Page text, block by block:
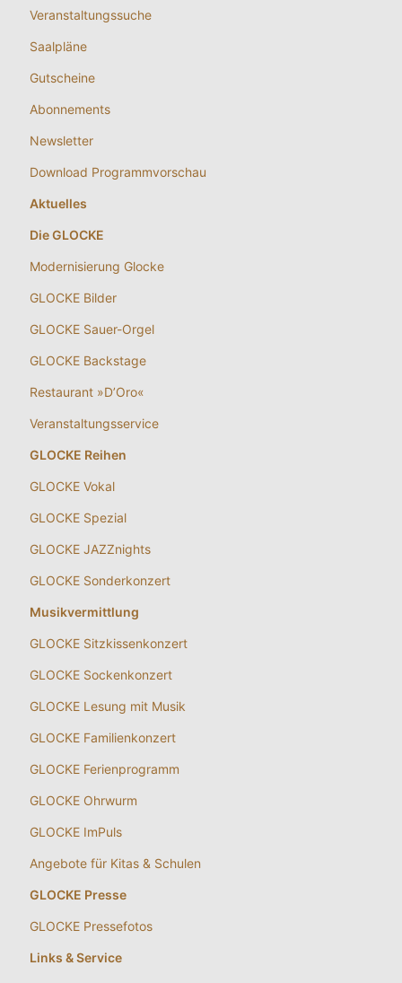
Veranstaltungssuche
Saalpläne
Gutscheine
Abonnements
Newsletter
Download Programmvorschau
Aktuelles
Die GLOCKE
Modernisierung Glocke
GLOCKE Bilder
GLOCKE Sauer-Orgel
GLOCKE Backstage
Restaurant »D’Oro«
Veranstaltungsservice
GLOCKE Reihen
GLOCKE Vokal
GLOCKE Spezial
GLOCKE JAZZnights
GLOCKE Sonderkonzert
Musikvermittlung
GLOCKE Sitzkissenkonzert
GLOCKE Sockenkonzert
GLOCKE Lesung mit Musik
GLOCKE Familienkonzert
GLOCKE Ferienprogramm
GLOCKE Ohrwurm
GLOCKE ImPuls
Angebote für Kitas & Schulen
GLOCKE Presse
GLOCKE Pressefotos
Links & Service